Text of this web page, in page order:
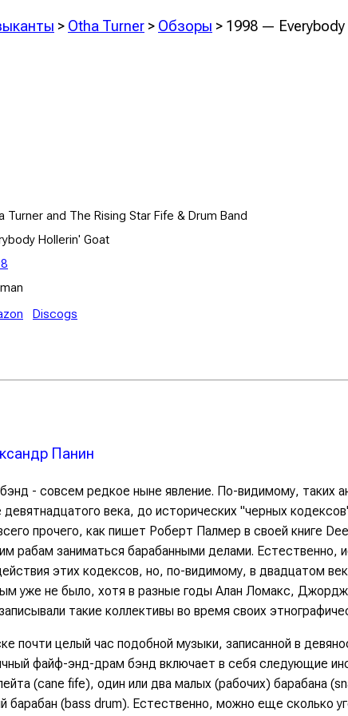
> Otha Turner > Обзоры > 1998 — Everybody
Turner and The Rising Star Fife & Drum Band
Hollerin' Goat
Discogs
Панин
- совсем редкое ныне явление. По-видимому, таких
века, до исторических "черных
прочего, как пишет Роберт Палмер в своей книге
рабам заниматься барабанными делами. Естественно,
этих кодексов, но, по-видимому, в двадцатом
уже не было, хотя в разные годы Алан Ломакс,
такие коллективы во время своих
почти целый час подобной музыки, записанной в
файф-энд-драм бэнд включает в себя следующие
(cane fife), один или два малых (рабочих) барабана
барабан (bass drum). Естественно, можно еще сколько